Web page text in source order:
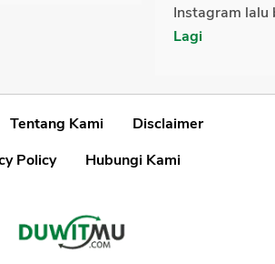
Instagram lalu
Lagi
Tentang Kami
Disclaimer
Policy
Hubungi Kami